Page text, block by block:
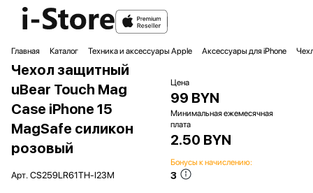
Главная Каталог Техника и аксессуары Apple Аксессуары для iPhone
Чехол защитный
uBear Touch Mag
Case iPhone 15
MagSafe силикон
розовый
Арт. CS259LR61TH-I23M
Цена
99 BYN
Минимальная ежемесячная
плата
2.50 BYN
Бонусы к начислению:
3